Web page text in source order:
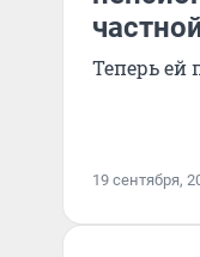
Теперь ей
19 сентября,